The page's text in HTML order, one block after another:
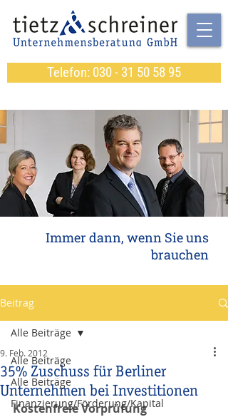
Telefon: 030 - 31 50 58 95
Immer dann, wenn Sie uns
brauchen
Beitrag
Alle Beiträge
Alle Beiträge
Finanzierung/Förderung/Kapital
Alle Beiträge
35% Zuschuss für Berliner
Unternehmen bei Investitionen
9. Feb. 2012
Kostenfreie Vorprüfung